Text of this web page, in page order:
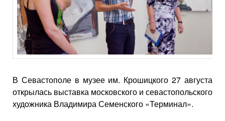
В Севастополе в музее им. Крошицкого 27 августа
открылась выставка московского и севастопольского
художника Владимира Семенского «Терминал».